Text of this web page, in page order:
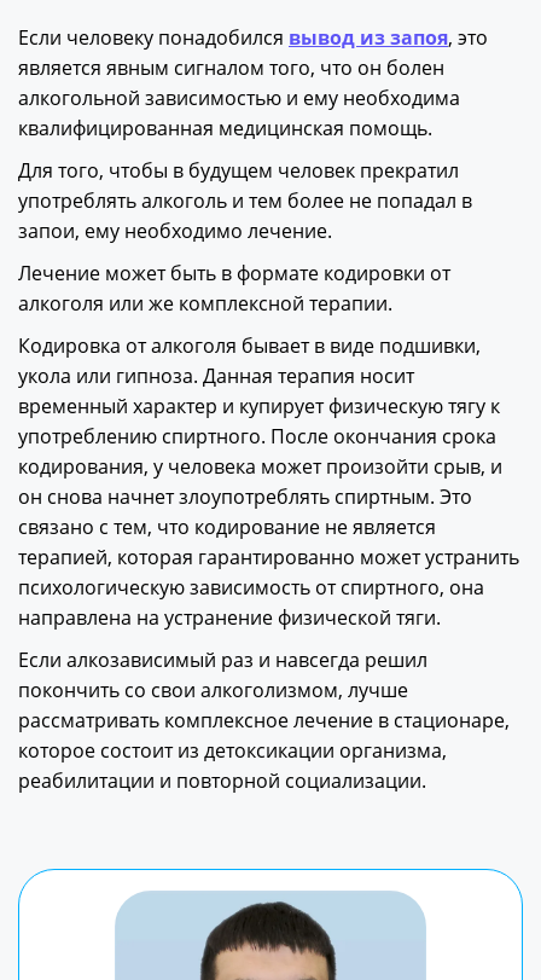
Если человеку понадобился вывод из запоя, это
является явным сигналом того, что он болен
алкогольной зависимостью и ему необходима
квалифицированная медицинская помощь.
Для того, чтобы в будущем человек прекратил
употреблять алкоголь и тем более не попадал в
запои, ему необходимо лечение.
Лечение может быть в формате кодировки от
алкоголя или же комплексной терапии.
Кодировка от алкоголя бывает в виде подшивки,
укола или гипноза. Данная терапия носит
временный характер и купирует физическую тягу к
употреблению спиртного. После окончания срока
кодирования, у человека может произойти срыв, и
он снова начнет злоупотреблять спиртным. Это
связано с тем, что кодирование не является
терапией, которая гарантированно может устранить
психологическую зависимость от спиртного, она
направлена на устранение физической тяги.
Если алкозависимый раз и навсегда решил
покончить со свои алкоголизмом, лучше
рассматривать комплексное лечение в стационаре,
которое состоит из детоксикации организма,
реабилитации и повторной социализации.